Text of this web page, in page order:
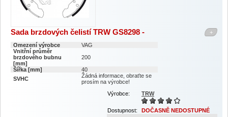
+
Sada brzdových čelistí TRW GS8298 -
Omezení výrobce
VAG
Vnitřní průměr
brzdového bubnu
[mm]
200
Šířka [mm]
40
SVHC
Žádná informace, obraťte se
prosím na výrobce!
Výrobce:
TRW
Dostupnost: DOČASNĚ NEDOSTUPNÉ